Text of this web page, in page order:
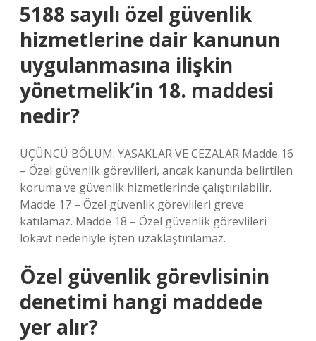
5188 sayılı özel güvenlik
hizmetlerine dair kanunun
uygulanmasına ilişkin
yönetmelik’in 18. maddesi
nedir?
ÜÇÜNCÜ BÖLÜM: YASAKLAR VE CEZALAR Madde 16
– Özel güvenlik görevlileri, ancak kanunda belirtilen
koruma ve güvenlik hizmetlerinde çalıştırılabilir.
Madde 17 – Özel güvenlik görevlileri greve
katılamaz. Madde 18 – Özel güvenlik görevlileri
lokavt nedeniyle işten uzaklaştırılamaz.
Özel güvenlik görevlisinin
denetimi hangi maddede
yer alır?